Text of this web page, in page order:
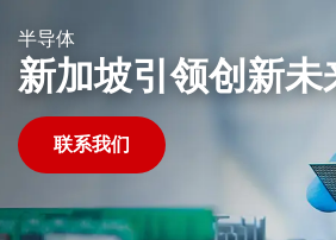
半导体
新加坡引领创新未
联系我们